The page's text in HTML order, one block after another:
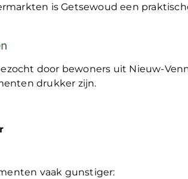
is Getsewoud een
door bewoners uit Nieuw-
drukker zijn.
vaak gunstiger: